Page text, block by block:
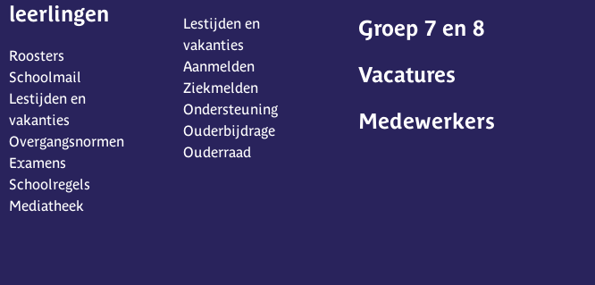
leerlingen
Roosters
Schoolmail
Lestijden en
vakanties
Overgangsnormen
Examens
Schoolregels
Mediatheek
Lestijden en
vakanties
Aanmelden
Ziekmelden
Ondersteuning
Ouderbijdrage
Ouderraad
Groep 7 en 8
Vacatures
Medewerkers